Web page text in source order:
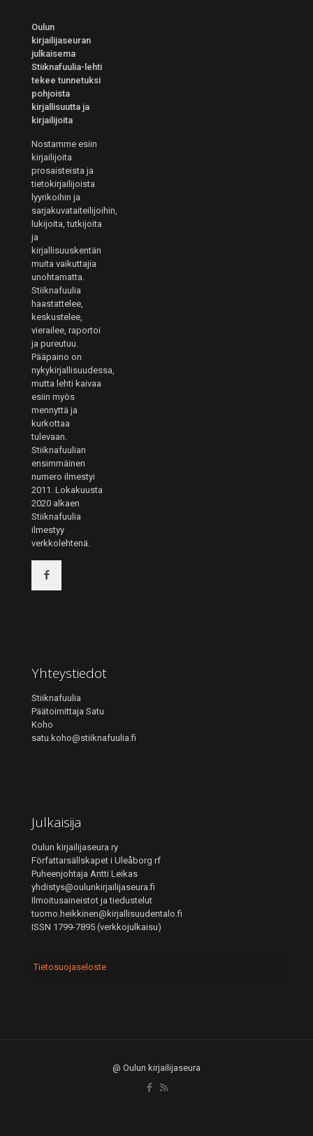
Oulun
kirjailijaseuran
julkaisema
Stiiknafuulia-lehti
tekee tunnetuksi
pohjoista
kirjallisuutta ja
kirjailijoita
Nostamme esiin
kirjailijoita
prosaisteista ja
tietokirjailijoista
lyyrikoihin ja
sarjakuvataiteilijoihin,
lukijoita, tutkijoita
ja
kirjallisuuskentän
muita vaikuttajia
unohtamatta.
Stiiknafuulia
haastattelee,
keskustelee,
vierailee, raportoi
ja pureutuu.
Pääpaino on
nykykirjallisuudessa,
mutta lehti kaivaa
esiin myös
mennyttä ja
kurkottaa
tulevaan.
Stiiknafuulian
ensimmäinen
numero ilmestyi
2011. Lokakuusta
2020 alkaen
Stiiknafuulia
ilmestyy
verkkolehtenä.
Yhteystiedot
Stiiknafuulia
Päätoimittaja Satu
Koho
satu.koho@stiiknafuulia.fi
Julkaisija
Oulun kirjailijaseura ry
Författarsällskapet i Uleåborg rf
Puheenjohtaja Antti Leikas
yhdistys@oulunkirjailijaseura.fi
Ilmoitusaineistot ja tiedustelut
tuomo.heikkinen@kirjallisuudentalo.fi
ISSN 1799-7895 (verkkojulkaisu)
Tietosuojaseloste
@ Oulun kirjailijaseura